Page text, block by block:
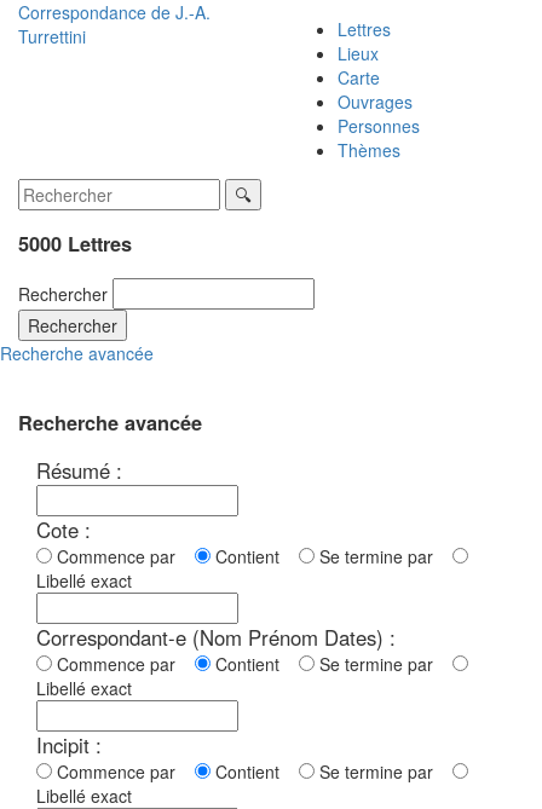
Correspondance de J.-A.
Turrettini
Lettres
Lieux
Carte
Ouvrages
Personnes
Thèmes
5000 Lettres
Rechercher
Rechercher
Recherche avancée
Recherche avancée
Résumé :
Cote :
Commence par Contient
Se termine par
Libellé exact
Correspondant-e (Nom Prénom Dates) :
Commence par Contient
Se termine par
Libellé exact
Incipit :
Commence par Contient
Se termine par
Libellé exact